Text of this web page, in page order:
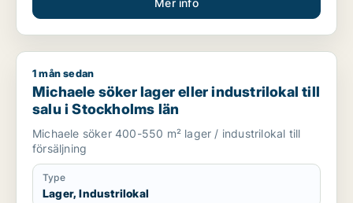
Mer info
Michaele söker lager eller industrilokal till salu i Stockholms
1 mån sedan
Michaele söker lager eller industrilokal till
salu i Stockholms län
Michaele söker 400-550 m² lager / industrilokal till
försäljning
Type
Lager, Industrilokal